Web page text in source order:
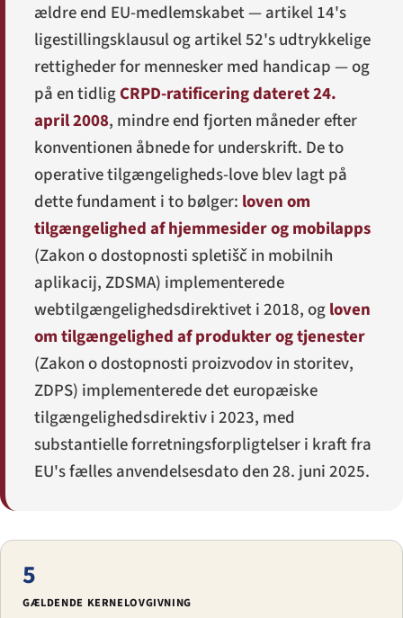
ældre end EU-medlemskabet — artikel 14's
ligestillingsklausul og artikel 52's udtrykkelige
rettigheder for mennesker med handicap — og
på en tidligCRPD-ratificering dateret 24.
april 2008, mindre end fjorten måneder efter
konventionen åbnede for underskrift. De to
operative tilgængeligheds-love blev lagt på
dette fundament i to bølger: loven om
tilgængelighed af hjemmesider og mobilapps
(Zakon o dostopnosti spletišč in mobilnih
aplikacij, ZDSMA) implementerede
webtilgængelighedsdirektivet i 2018, ogloven
om tilgængelighed af produkter og tjenester
(Zakon o dostopnosti proizvodov in storitev,
ZDPS) implementerede det europæiske
tilgængelighedsdirektiv i 2023, med
substantielle forretningsforpligtelser i kraft fra
EU's fælles anvendelsesdato den 28. juni 2025.
5
GÆLDENDE KERNELOVGIVNING